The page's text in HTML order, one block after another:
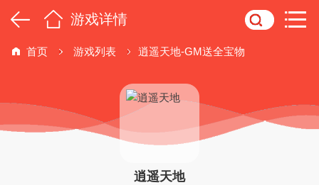
游戏详情
首页 游戏列表 逍遥天地-GM送全宝物
逍遥天地